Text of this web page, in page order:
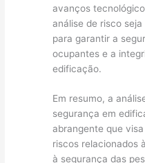
avanços
análise de risco
para garantir a
ocupantes e a
edificação.
Em resumo, a
segurança em
abrangente que
riscos relacionados
à segurança das